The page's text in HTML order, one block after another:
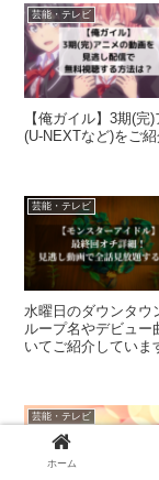
芸能・テレビ
【俺ガイル】3期(
(U-NEXTなど)をご紹
芸能・テレビ
水曜日のダウンタウ
ループ名やデビュ
いてご紹介していま
芸能・テレビ
ホーム